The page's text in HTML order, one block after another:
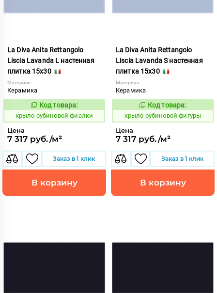
La Diva Anita Rettangolo
Liscia Lavanda L настенная
плитка 15x30
Материал:
Керамика
838114
Код товара:
крыло рубиновой фиалки
Цена
7 317 руб./м²
Заказ в 1 клик
В корзину
La Diva Anita Rettangolo
Liscia Lavanda S настенная
плитка 15x30
Материал:
Керамика
838115
Код товара:
крыло рубиновой фигуры
Цена
7 317 руб./м²
Заказ в 1 клик
В корзину